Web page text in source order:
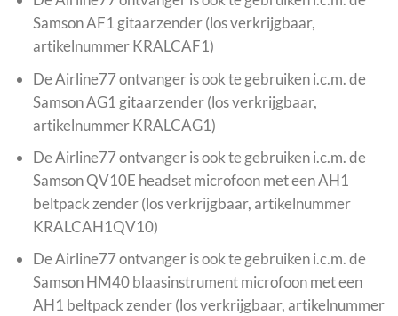
Samson AF1 gitaarzender (los verkrijgbaar,
artikelnummer KRALCAF1)
De Airline77 ontvanger is ook te gebruiken i.c.m. de
Samson AG1 gitaarzender (los verkrijgbaar,
artikelnummer KRALCAG1)
De Airline77 ontvanger is ook te gebruiken i.c.m. de
Samson QV10E headset microfoon met een AH1
beltpack zender (los verkrijgbaar, artikelnummer
KRALCAH1QV10)
De Airline77 ontvanger is ook te gebruiken i.c.m. de
Samson HM40 blaasinstrument microfoon met een
AH1 beltpack zender (los verkrijgbaar, artikelnummer